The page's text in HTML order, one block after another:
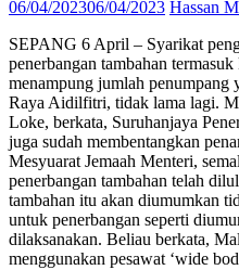
06/04/202306/04/2023 Hassan
SEPANG 6 April – Syarikat
penerbangan tambahan
menampung jumlah penumpang
Raya Aidilfitri, tidak lama lagi.
Loke, berkata, Suruhanjaya
juga sudah membentangkan
Mesyuarat Jemaah Menteri,
penerbangan tambahan telah
tambahan itu akan diumumkan
untuk penerbangan seperti
dilaksanakan. Beliau berkata,
menggunakan pesawat ‘wide